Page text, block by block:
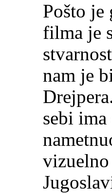
Pošto je
filma je
nam je
sebi